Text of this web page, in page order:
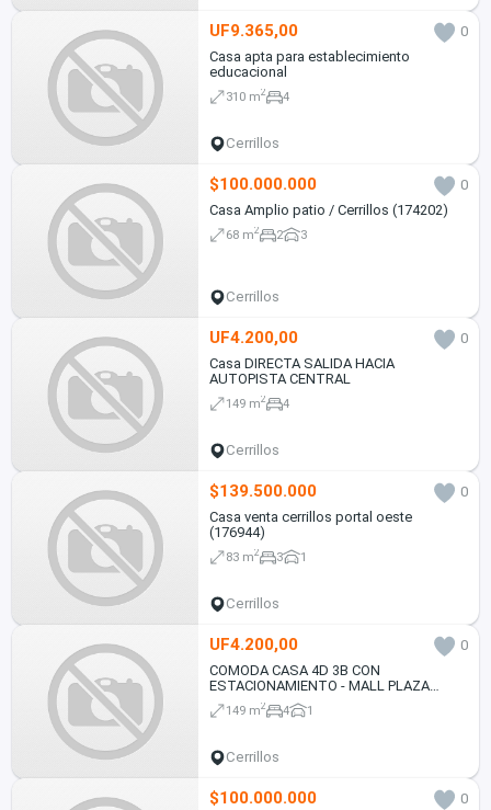
UF9.365,00
0
Casa apta para establecimiento
educacional
310 m2 4
Cerrillos
$100.000.000
0
Casa Amplio patio / Cerrillos (174202)
68 m2 2 3
Cerrillos
UF4.200,00
0
Casa DIRECTA SALIDA HACIA
AUTOPISTA CENTRAL
149 m2 4
Cerrillos
$139.500.000
0
Casa venta cerrillos portal oeste
(176944)
83 m2 3 1
Cerrillos
UF4.200,00
0
COMODA CASA 4D 3B CON
ESTACIONAMIENTO - MALL PLAZA
OESTE
149 m2 4 1
Cerrillos
$100.000.000 0